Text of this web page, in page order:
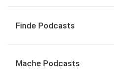
Finde Podcasts
Mache Podcasts